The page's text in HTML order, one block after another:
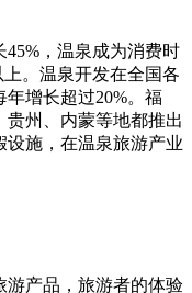
，温泉成为消费时
。温泉开发在全国各
增长超过20%。福
州、内蒙等地都推出
设施，在温泉旅游产业
游产品，旅游者的体验